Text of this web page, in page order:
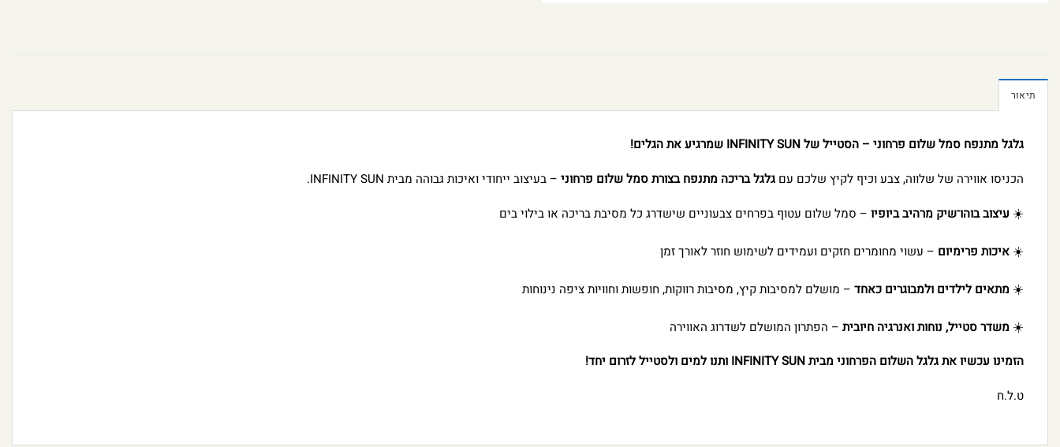
תיאור
גלגל מתנפח סמל שלום פרחוני – הסטייל של INFINITY SUN שמרגיע את הגלים!
הכניסו אווירה של שלווה, צבע וכיף לקיץ שלכם עם גלגל בריכה מתנפח בצורת סמל שלום פרחוני – בעיצוב ייחודי ואיכות גבוהה מבית INFINITY SUN.
☀️ עיצוב בוהו־שיק מרהיב ביופיו – סמל שלום עטוף בפרחים צבעוניים שישדרג כל מסיבת בריכה או בילוי בים
☀️ איכות פרימיום – עשוי מחומרים חזקים ועמידים לשימוש חוזר לאורך זמן
☀️ מתאים לילדים ולמבוגרים כאחד – מושלם למסיבות קיץ, מסיבות רווקות, חופשות וחוויות ציפה נינוחות
☀️ משדר סטייל, נוחות ואנרגיה חיובית – הפתרון המושלם לשדרוג האווירה
הזמינו עכשיו את גלגל השלום הפרחוני מבית INFINITY SUN ותנו למים ולסטייל לזרום יחד!
ט.ל.ח